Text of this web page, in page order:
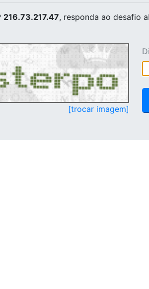
216.73.217.47, responda ao desafio
[trocar imagem]